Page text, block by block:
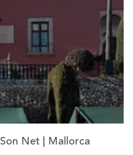
Net | Mallorca